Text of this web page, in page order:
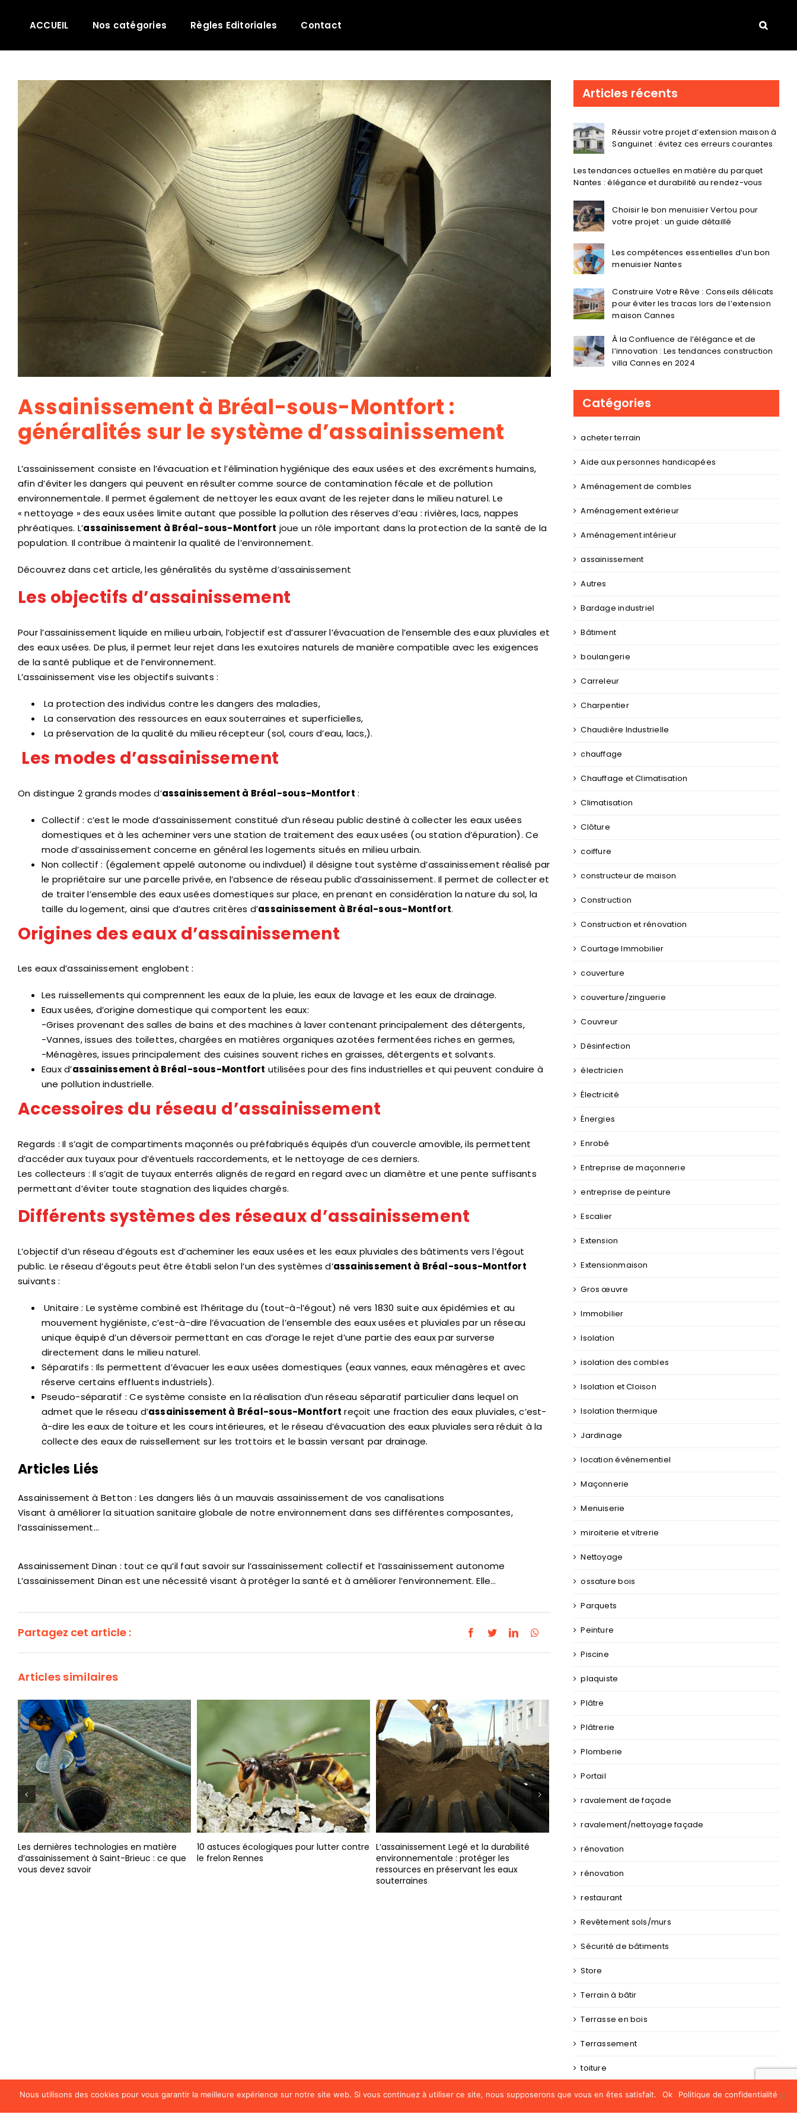
ACCUEIL Nos catégories Règles Editoriales Contact
Voir
l'image
agrandie
Assainissement à Bréal-sous-Montfort :
généralités sur le système d’assainissement
L’assainissement consiste en l’évacuation et l’élimination hygiénique des eaux usées et des excréments humains,
afin d’éviter les dangers qui peuvent en résulter comme source de contamination fécale et de pollution
environnementale. Il permet également de nettoyer les eaux avant de les rejeter dans le milieu naturel. Le
« nettoyage » des eaux usées limite autant que possible la pollution des réserves d’eau : rivières, lacs, nappes
phréatiques. L’assainissement à Bréal-sous-Montfort joue un rôle important dans la protection de la santé de la
population. Il contribue à maintenir la qualité de l’environnement.
Découvrez dans cet article, les généralités du système d’assainissement
Les objectifs d’assainissement
Pour l’assainissement liquide en milieu urbain, l’objectif est d’assurer l’évacuation de l’ensemble des eaux pluviales et
des eaux usées. De plus, il permet leur rejet dans les exutoires naturels de manière compatible avec les exigences
de la santé publique et de l’environnement.
L’assainissement vise les objectifs suivants :
La protection des individus contre les dangers des maladies,
La conservation des ressources en eaux souterraines et superficielles,
La préservation de la qualité du milieu récepteur (sol, cours d’eau, lacs,).
Les modes d’assainissement
On distingue 2 grands modes d’assainissement à Bréal-sous-Montfort :
Collectif : c’est le mode d’assainissement constitué d’un réseau public destiné à collecter les eaux usées
domestiques et à les acheminer vers une station de traitement des eaux usées (ou station d’épuration). Ce
mode d’assainissement concerne en général les logements situés en milieu urbain.
Non collectif : (également appelé autonome ou indivduel) il désigne tout système d’assainissement réalisé par
le propriétaire sur une parcelle privée, en l’absence de réseau public d’assainissement. Il permet de collecter et
de traiter l’ensemble des eaux usées domestiques sur place, en prenant en considération la nature du sol, la
taille du logement, ainsi que d’autres critères d’assainissement à Bréal-sous-Montfort.
Origines des eaux d’assainissement
Les eaux d’assainissement englobent :
Les ruissellements qui comprennent les eaux de la pluie, les eaux de lavage et les eaux de drainage.
Eaux usées, d’origine domestique qui comportent les eaux:
-Grises provenant des salles de bains et des machines à laver contenant principalement des détergents,
-Vannes, issues des toilettes, chargées en matières organiques azotées fermentées riches en germes,
-Ménagères, issues principalement des cuisines souvent riches en graisses, détergents et solvants.
Eaux d’assainissement à Bréal-sous-Montfort utilisées pour des fins industrielles et qui peuvent conduire à
une pollution industrielle.
Accessoires du réseau d’assainissement
Regards : Il s’agit de compartiments maçonnés ou préfabriqués équipés d’un couvercle amovible, ils permettent
d’accéder aux tuyaux pour d’éventuels raccordements, et le nettoyage de ces derniers.
Les collecteurs : Il s’agit de tuyaux enterrés alignés de regard en regard avec un diamètre et une pente suffisants
permettant d’éviter toute stagnation des liquides chargés.
Différents systèmes des réseaux d’assainissement
L’objectif d’un réseau d’égouts est d’acheminer les eaux usées et les eaux pluviales des bâtiments vers l’égout
public. Le réseau d’égouts peut être établi selon l’un des systèmes d’assainissement à Bréal-sous-Montfort
suivants :
Unitaire : Le système combiné est l’héritage du (tout-à-l’égout) né vers 1830 suite aux épidémies et au
mouvement hygiéniste, c’est-à-dire l’évacuation de l’ensemble des eaux usées et pluviales par un réseau
unique équipé d’un déversoir permettant en cas d’orage le rejet d’une partie des eaux par surverse
directement dans le milieu naturel.
Séparatifs : Ils permettent d’évacuer les eaux usées domestiques (eaux vannes, eaux ménagères et avec
réserve certains effluents industriels).
Pseudo-séparatif : Ce système consiste en la réalisation d’un réseau séparatif particulier dans lequel on
admet que le réseau d’assainissement à Bréal-sous-Montfort reçoit une fraction des eaux pluviales, c’est-
à-dire les eaux de toiture et les cours intérieures, et le réseau d’évacuation des eaux pluviales sera réduit à la
collecte des eaux de ruissellement sur les trottoirs et le bassin versant par drainage.
Articles Liés
Assainissement à Betton : Les dangers liés à un mauvais assainissement de vos canalisations
Visant à améliorer la situation sanitaire globale de notre environnement dans ses différentes composantes,
l’assainissement…
Assainissement Dinan : tout ce qu’il faut savoir sur l’assainissement collectif et l’assainissement autonome
L’assainissement Dinan est une nécessité visant à protéger la santé et à améliorer l’environnement. Elle…
Partagez cet article : Facebook
TwitterLinkedInWhatsApp
Articles similaires
en matière
: ce que
10 astuces écologiques pour lutter contre
le frelon Rennes
L’assainissement Legé et la durabilité
environnementale : protéger les
ressources en préservant les eaux
Différents Types de Systèmes
d’Assainissement Lannion : Comparaison
et Utilisation
Comment choisir son système
Articles récents
Réussir votre projet d’extension maison à
Sanguinet : évitez ces erreurs courantes
Les tendances actuelles en matière du parquet
Nantes : élégance et durabilité au rendez-vous
Choisir le bon menuisier Vertou pour
votre projet : un guide détaillé
Les compétences essentielles d’un bon
menuisier Nantes
Construire Votre Rêve : Conseils délicats
pour éviter les tracas lors de l’extension
maison Cannes
À la Confluence de l’élégance et de
l’innovation : Les tendances construction
villa Cannes en 2024
Catégories
acheter terrain
Aide aux personnes handicapées
Aménagement de combles
Aménagement extérieur
Aménagement intérieur
assainissement
Autres
Bardage industriel
Bâtiment
boulangerie
Carreleur
Charpentier
Chaudière Industrielle
chauffage
Chauffage et Climatisation
Climatisation
Clôture
coiffure
constructeur de maison
Construction
Construction et rénovation
Courtage Immobilier
couverture
couverture/zinguerie
Couvreur
Désinfection
électricien
Électricité
Énergies
Enrobé
Entreprise de maçonnerie
entreprise de peinture
Escalier
Extension
Extensionmaison
Gros œuvre
Immobilier
Isolation
isolation des combles
Isolation et Cloison
Isolation thermique
Jardinage
location événementiel
Maçonnerie
Menuiserie
miroiterie et vitrerie
Nettoyage
ossature bois
Parquets
Peinture
Piscine
plaquiste
Plâtre
Plâtrerie
Plomberie
Portail
ravalement de façade
ravalement/nettoyage façade
rénovation
rénovation
restaurant
Revêtement sols/murs
Sécurité de bâtiments
Store
Terrain à bâtir
Terrasse en bois
Terrassement
toiture
Traitement de bois
Nous utilisons des cookies pour vous garantir la meilleure expérience sur notre site web. Si vous continuez à utiliser ce site, nous supposerons que vous en êtes satisfait. Ok Politique de confidentialité